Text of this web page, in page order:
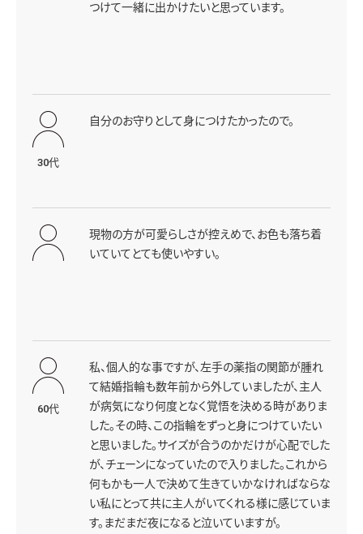
つけて一緒に出かけたいと思っています。
30代
自分のお守りとして身につけたかったので。
現物の方が可愛らしさが控えめで、お色も落ち着
いていてとても使いやすい。
60代
私、個人的な事ですが、左手の薬指の関節が腫れ
て結婚指輪も数年前から外していましたが、主人
が病気になり何度となく覚悟を決める時がありま
した。その時、この指輪をずっと身につけていたい
と思いました。サイズが合うのかだけが心配でした
が、チェーンになっていたので入りました。これから
何もかも一人で決めて生きていかなければならな
い私にとって共に主人がいてくれる様に感じていま
す。まだまだ夜になると泣いていますが。